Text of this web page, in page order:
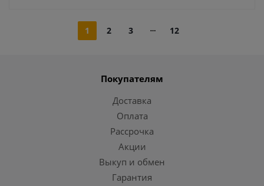
1 2 3 12
Покупателям
Доставка
Оплата
Рассрочка
Акции
Выкуп и обмен
Гарантия